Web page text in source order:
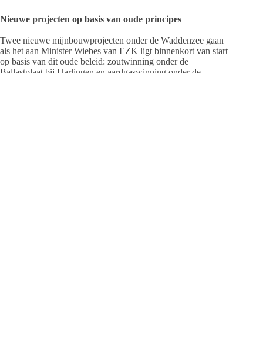
Nieuwe projecten op basis van oude principes
Twee nieuwe mijnbouwprojecten onder de Waddenzee gaan
als het aan Minister Wiebes van EZK ligt binnenkort van start
op basis van dit oude beleid: zoutwinning onder de
Ballastplaat bij Harlingen en aardgaswinning onder de